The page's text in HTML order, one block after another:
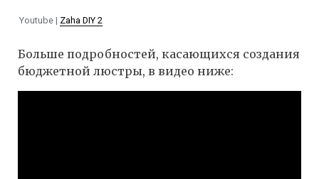
Youtube | Zaha DIY 2
Больше подробностей, касающихся создания
бюджетной люстры, в видео ниже: